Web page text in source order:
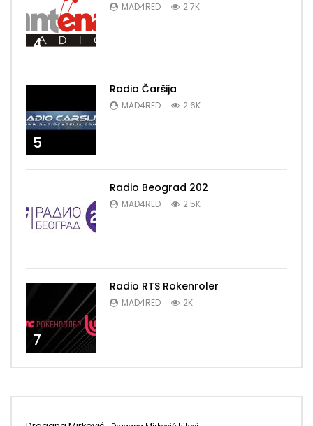
4
MAD4RED 2.7K
5
Radio Čaršija
MAD4RED 2.6K
Radio Beograd 202
MAD4RED 2.5K
7
Radio RTS Rokenroler
MAD4RED 2K